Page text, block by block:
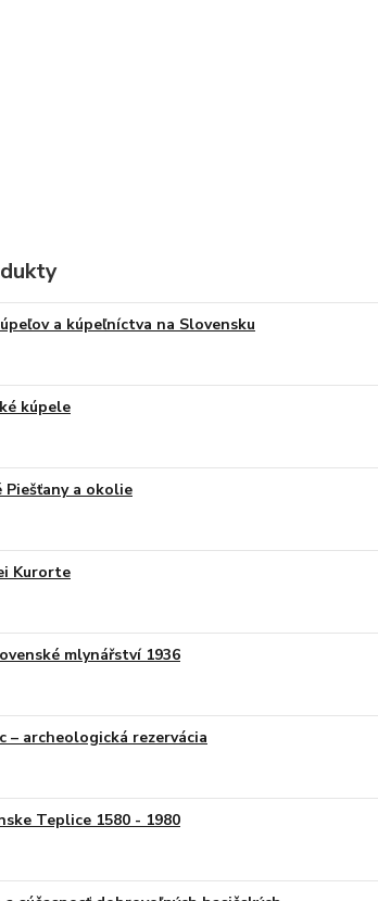
a kúpeľníctva na Slovensku
kúpele
Piešťany a okolie
Kurorte
mlynářství 1936
– archeologická rezervácia
Teplice 1580 - 1980